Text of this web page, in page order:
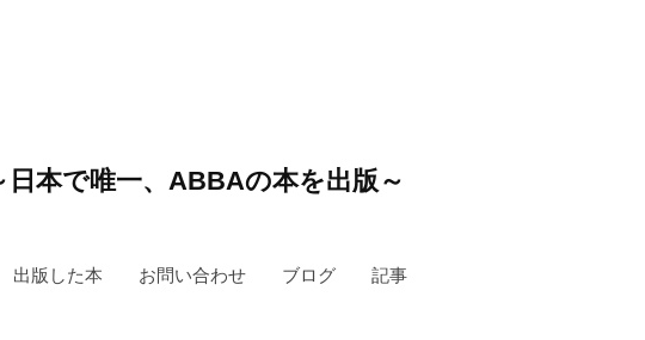
本で唯一、ABBAの本を出版～
出版した本 お問い合わせ ブログ 記事